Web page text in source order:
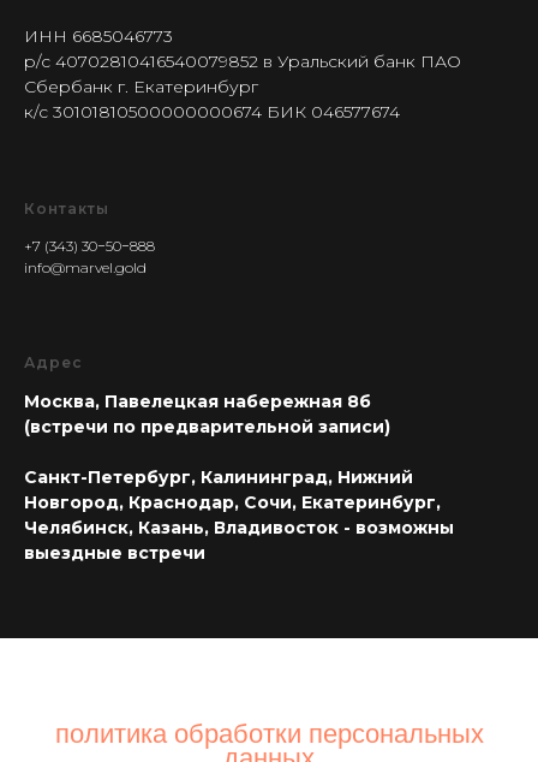
ИНН 6685046773
р/с 40702810416540079852 в Уральский банк ПАО
Сбербанк г. Екатеринбург
к/с 30101810500000000674 БИК 046577674
Контакты
+7 (343) 30−50−888
info@marvel.gold
Адрес
Москва, Павелецкая набережная 8б
(встречи по предварительной записи)
Санкт-Петербург, Калининград, Нижний
Новгород, Краснодар, Сочи, Екатеринбург,
Челябинск, Казань, Владивосток - возможны
выездные встречи
политика обработки персональных